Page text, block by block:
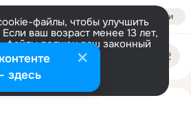
Войти
файлы, чтобы улучшить
ваш возраст менее 13 лет,
файлы должен ваш законный
Больше информации
Настроить
здесь